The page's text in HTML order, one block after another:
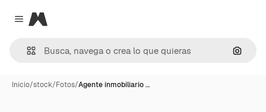
Close menu
Magnific
Inicio/stock/Fotos/Agente inmobiliario …